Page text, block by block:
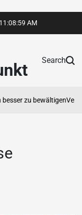
:08:59 AM
Search
zu bewältigen